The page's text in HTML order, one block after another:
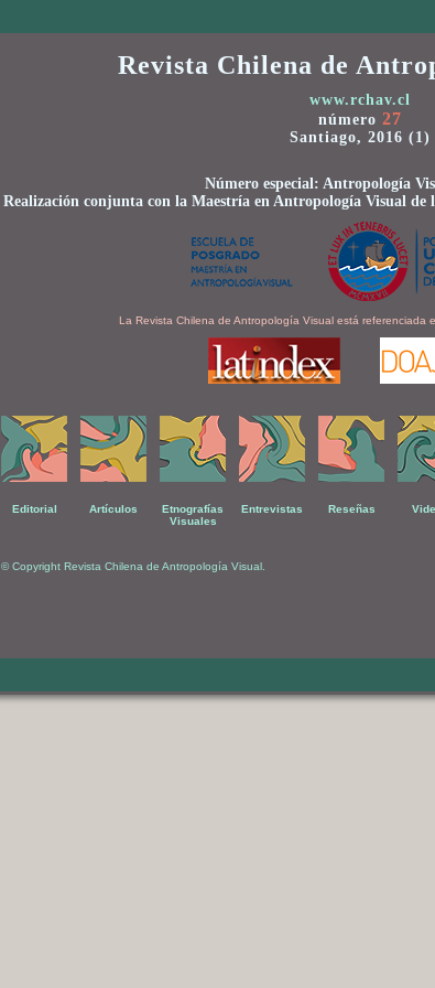
Revista Chilena de
www.rchav.cl
número 27
Santiago, 2016 (1)
Número especial: Antropología
Realización conjunta con la Maestría en Antropología Visual
La Revista Chilena de Antropología Visual está referenciada
Editorial Artículos
Etnografías
Visuales
Entrevistas Reseñas
© Copyright Revista Chilena de Antropología Visual.